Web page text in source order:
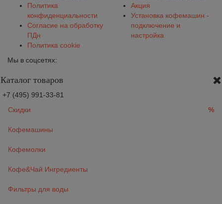
Политика
конфиденциальности
Согласие на обработку
ПДн
Политика cookie
Акция
Установка кофемашин -
подключение и
настройка
Мы в соцсетях:
Каталог товаров
+7 (495) 991-33-81
Скидки
%
Кофемашины
Кофемолки
Кофе&Чай Ингредиенты
Фильтры для воды